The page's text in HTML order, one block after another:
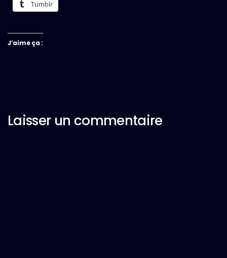
Tumblr
J’aime ça :
Laisser un commentaire